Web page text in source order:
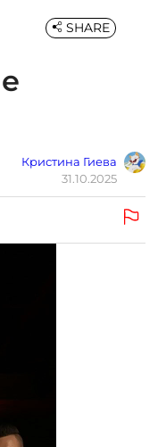
Кристина Гиева
31.10.2025
SHARE